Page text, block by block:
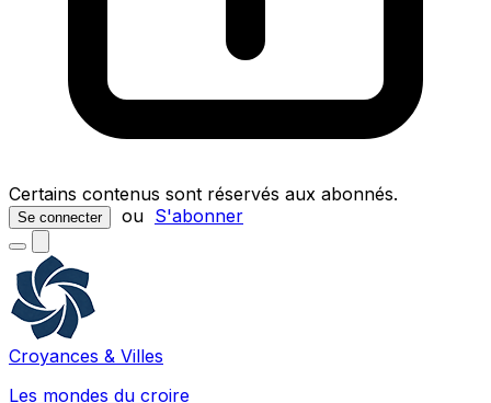
Certains contenus sont réservés aux abonnés.
Se connecter ou S'abonner
Croyances & Villes
Les mondes du croire